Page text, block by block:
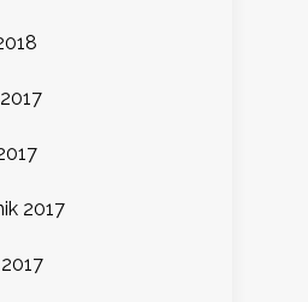
2017